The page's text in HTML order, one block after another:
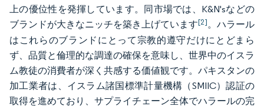
上の優位性を発揮しています。同市場では、K&N'sなどの
ブランドが大きなニッチを築き上げています[2]。ハラール
はこれらのブランドにとって宗教的遵守だけにとどまら
ず、品質と倫理的な調達の確保を意味し、世界中のイスラ
ム教徒の消費者が深く共感する価値観です。パキスタンの
加工業者は、イスラム諸国標準計量機構（SMIIC）認証の
取得を進めており、サプライチェーン全体でハラールの完